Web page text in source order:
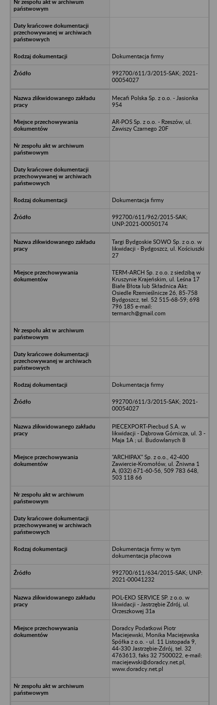
Dokumentacja firmy
992700/611/3/2015-SAK; 2021-
00054027
Mecafi Polska Sp. z o.o. - Jasionka
954
AR-POS Sp. z o.o. - Rzeszów, ul.
Zawiszy Czarnego 20F
Dokumentacja firmy
992700/611/962/2015-SAK;
UNP:2021-00050174
Targi Bydgoskie SOWO Sp. z o.o. w
likwidacji - Bydgoszcz, ul. Kościuszki
27
TERM-ARCH Sp. z o.o. z siedzibą w
Kruszynie Krajeńskim, ul. Leśna 17
Białe Błota lub Składnica Akt:
Osiedle Rzemieślnicze 26, 85-758
Bydgoszcz, tel. 52 515-68-59; 698
796 185 e-mail:
termarch@gmail.com
Dokumentacja firmy
992700/611/3/2015-SAK; 2021-
00054027
PIECEXPORT-Piecbud S.A. w
likwidacji - Dąbrowa Górnicza, ul. 3 -
Maja 1A ; ul. Budowlanych 8
"ARCHIPAX" Sp. z o.o., 42-400
Zawiercie-Kromołów, ul. Żniwna 1
A, (032) 671-60-56, 509 783 648,
503 118 66
Dokumentacja firmy w tym
dokumentacja płacowa
992700/611/634/2015-SAK; UNP:
2021-00041232
POL-EKO SERVICE SP. z o.o. w
likwidacji - Jastrzębie Zdrój, ul.
Orzeszkowej 31a
Doradcy Podatkowi Piotr
Maciejewski, Monika Maciejewska
Spółka z o.o. - ul. 11 Listopada 9,
44-330 Jastrzębie-Zdrój, tel. 32
4763613, faks 32 7500022, e-mail:
maciejewski@doradcy.net.pl,
www.doradcy.net.pl